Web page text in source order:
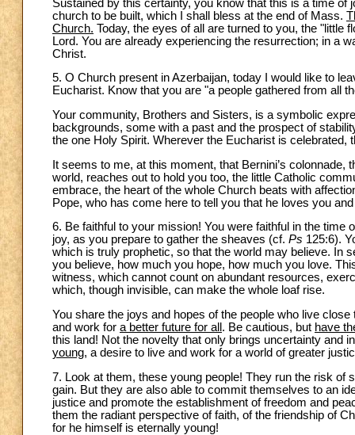
Sustained by this certainty, you know that this is a time of
church to be built, which I shall bless at the end of Mass.
Church. Today, the eyes of all are turned to you, the "little
Lord. You are already experiencing the resurrection; in a
Christ.
5. O Church present in Azerbaijan, today I would like to
Eucharist. Know that you are "a people gathered from all
Your community, Brothers and Sisters, is a symbolic
backgrounds, some with a past and the prospect of
the one Holy Spirit. Wherever the Eucharist is
It seems to me, at this moment, that Bernini’s
world, reaches out to hold you too, the little Catholic
embrace, the heart of the whole Church beats with
Pope, who has come here to tell you that he loves you
6. Be faithful to your mission! You were faithful in the time
joy, as you prepare to gather the sheaves (cf. Ps 125:6).
which is truly prophetic, so that the world may believe. In
you believe, how much you hope, how much you love.
witness, which cannot count on abundant resources,
which, though invisible, can make the whole loaf rise.
You share the joys and hopes of the people who live
and work for a better future for all . Be cautious, but have
this land! Not the novelty that only brings uncertainty and
young, a desire to live and work for a world of greater
7. Look at them, these young people! They run the risk
gain. But they are also able to commit themselves to an
justice and promote the establishment of freedom and
them the radiant perspective of faith, of the friendship of
for he himself is eternally young!